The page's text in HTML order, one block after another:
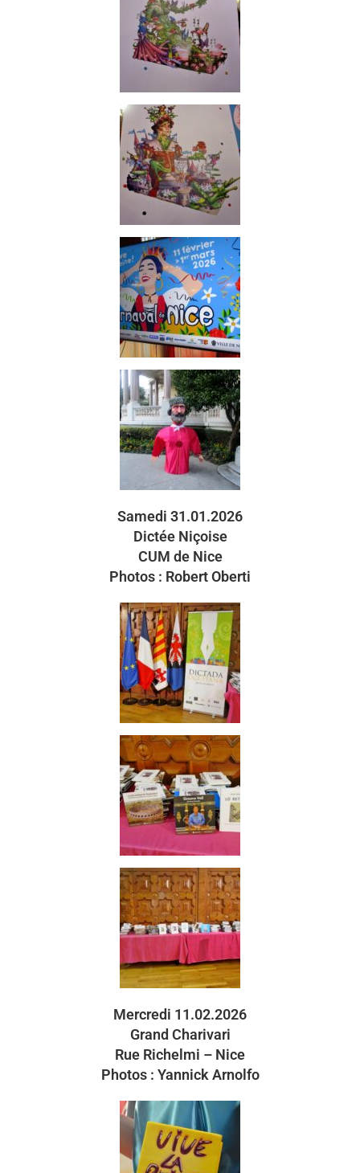
Samedi 31.01.2026
Dictée Niçoise
CUM de Nice
Photos : Robert Oberti
Mercredi 11.02.2026
Grand Charivari
Rue Richelmi – Nice
Photos : Yannick Arnolfo